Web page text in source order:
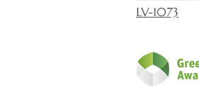
LV-1073